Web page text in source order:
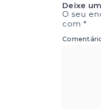
Deixe
O seu
com*